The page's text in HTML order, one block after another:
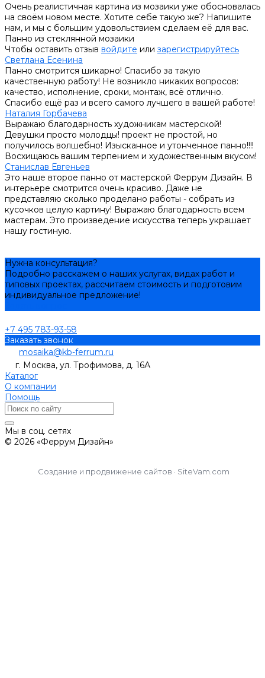
Очень реалистичная картина из мозаики уже обосновалась
на своём новом месте. Хотите себе такую же? Напишите
нам, и мы с большим удовольствием сделаем её для вас.
Панно из стеклянной мозаики
Чтобы оставить отзыв войдите или зарегистрируйтесь
Светлана Есенина
Панно смотрится шикарно! Спасибо за такую
качественную работу! Не возникло никаких вопросов:
качество, исполнение, сроки, монтаж, всё отлично.
Спасибо ещё раз и всего самого лучшего в вашей работе!
Наталия Горбачева
Выражаю благодарность художникам мастерской!
Девушки просто молодцы! проект не простой, но
получилось волшебно! Изысканное и утонченное панно!!!!
Восхищаюсь вашим терпением и художественным вкусом!
Станислав Евгеньев
Это наше второе панно от мастерской Феррум Дизайн. В
интерьере смотрится очень красиво. Даже не
представляю сколько проделано работы - собрать из
кусочков целую картину! Выражаю благодарность всем
мастерам. Это произведение искусства теперь украшает
нашу гостиную.
Нужна консультация?
Подробно расскажем о наших услугах, видах работ и
типовых проектах, рассчитаем стоимость и подготовим
индивидуальное предложение!
+7 495 783-93-58
Заказать звонок
mosaika@kb-ferrum.ru
г. Москва, ул. Трофимова, д. 16А
Каталог
О компании
Помощь
Мы в соц. сетях
© 2026 «Феррум Дизайн»
Создание и продвижение сайтов · SiteVam.com